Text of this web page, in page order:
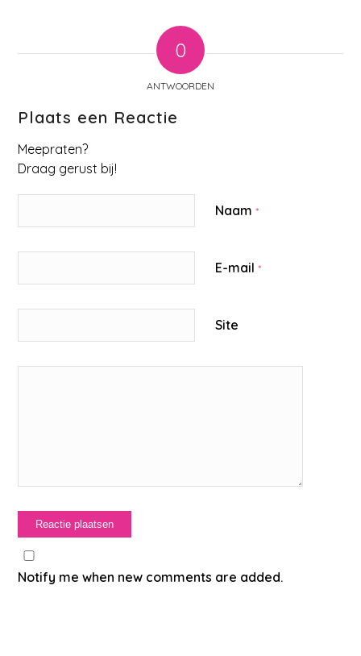
0
ANTWOORDEN
Plaats een Reactie
Meepraten?
Draag gerust bij!
Naam*
E-mail*
Site
Notify me when new comments are added.